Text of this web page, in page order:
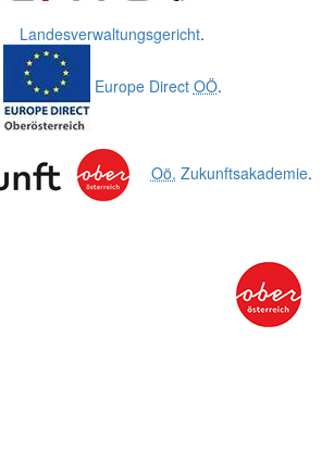
Landesverwaltungsgericht.
Europe Direct OÖ.
Oö. Zukunftsakademie.